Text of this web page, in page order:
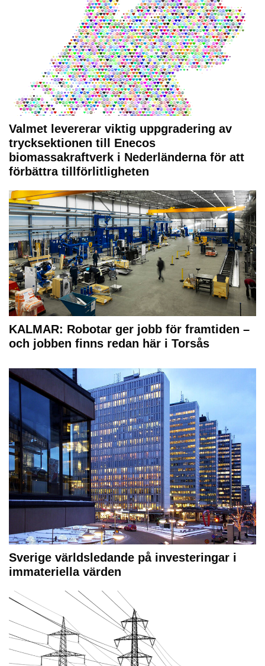
Valmet levererar viktig uppgradering av
trycksektionen till Enecos
biomassakraftverk i Nederländerna för att
förbättra tillförlitligheten
KALMAR: Robotar ger jobb för framtiden –
och jobben finns redan här i Torsås
Sverige världsledande på investeringar i
immateriella värden